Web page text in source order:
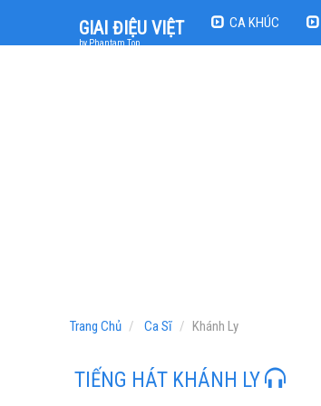
GIAI ĐIỆU VIỆT
by Phantam Top
CA KHÚC
Trang Chủ Ca Sĩ Khánh Ly
TIẾNG HÁT KHÁNH LY